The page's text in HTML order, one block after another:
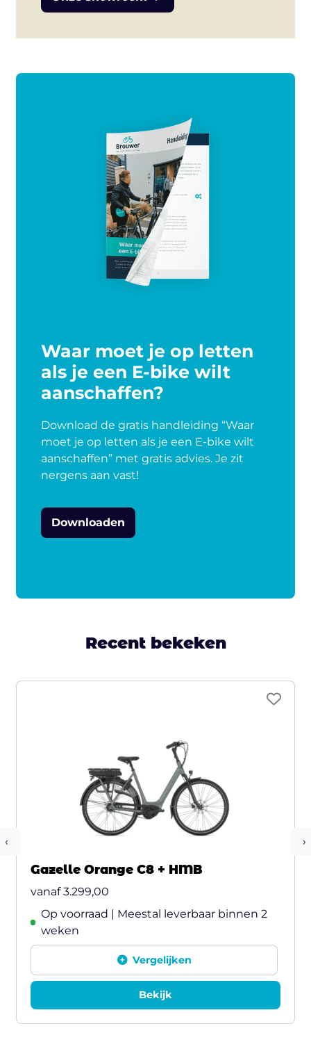
Waar moet je op letten
als je een E-bike wilt
aanschaffen?
Download de gratis handleiding “Waar
moet je op letten als je een E-bike wilt
aanschaffen” met gratis advies. Je zit
nergens aan vast!
Downloaden
Recent bekeken
Gazelle Orange C8 + HMB
vanaf3.299,00
Op voorraad | Meestal leverbaar binnen 2
weken
Vergelijken
Bekijk
‹ ›